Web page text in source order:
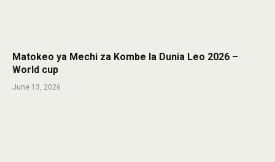
Matokeo ya Mechi za Kombe la Dunia Leo 2026 –
World cup
June 13, 2026